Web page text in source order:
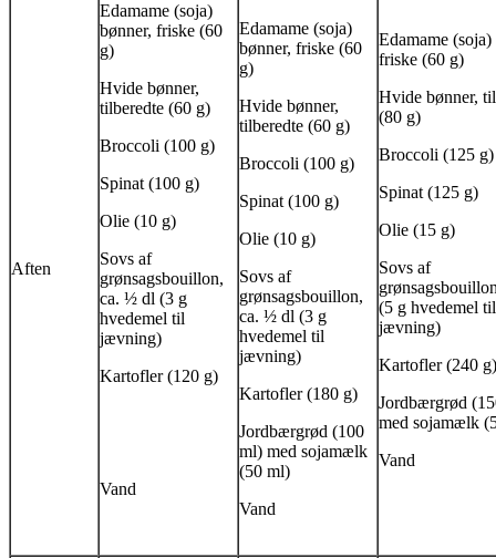
Aften
Edamame (soja)
bønner, friske (60
g)
Hvide bønner,
tilberedte (60 g)
Broccoli (100 g)
Spinat (100 g)
Olie (10 g)
Sovs af
grønsagsbouillon,
ca. ½ dl (3 g
hvedemel til
jævning)
Kartofler (120 g)
Vand
Edamame (soja)
bønner, friske (60
g)
Hvide bønner,
tilberedte (60 g)
Broccoli (100 g)
Spinat (100 g)
Olie (10 g)
Sovs af
grønsagsbouillon,
ca. ½ dl (3 g
hvedemel til
jævning)
Kartofler (180 g)
Jordbærgrød (100
ml) med sojamælk
(50 ml)
Vand
Edamame (soja)
friske (60 g)
Hvide bønner,
(80 g)
Broccoli (125 g)
Spinat (125 g)
Olie (15 g)
Sovs af
(5 g hvedemel til
jævning)
Kartofler (240 g)
Jordbærgrød
med sojamælk
Vand